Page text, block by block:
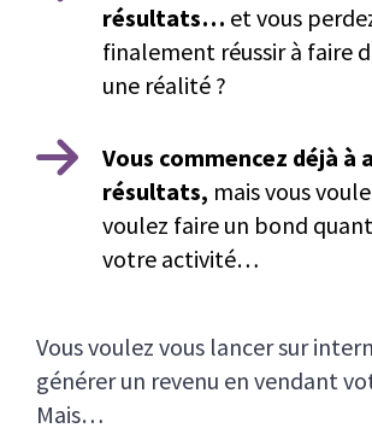
résultats… et vous
finalement réussir à faire
une réalité ?
Vous commencez déjà à
résultats, mais vous
voulez faire un bond
votre activité…
Vous voulez vous lancer sur
générer un revenu en vendant
Mais…